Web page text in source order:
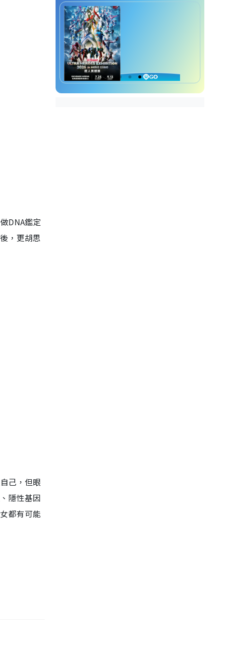
DNA鑑定
，更胡思
己，但眼
隱性基因
都有可能